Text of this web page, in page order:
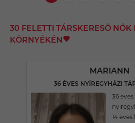
30 FELETTI TÁRSKERESŐ NŐK
KÖRNYÉKÉN
MARIANN
36 ÉVES NYÍREGYHÁZI
36
14